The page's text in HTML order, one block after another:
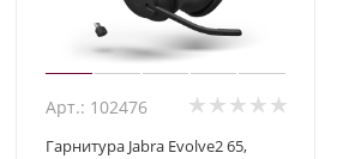
Арт.: 102476
Гарнитура Jabra Evolve2 65,